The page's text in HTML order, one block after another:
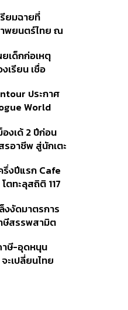
ยได้ครึ่งปีทะลุ
น
ยมฉายที่
พยนตร์ไทย ณ
เด็กก่อเหตุ
เรียน เชื่อ
ว่า 30 นัด หาก
วเองอาจสูญ
ประกาศ
World
งเด้ 2 ปีก่อน
รอาชีพ สู่นักเตะ
องสาวผู้ล่วง
งปีแรก Cafe
ตทะลุสถิติ 117
ตต่อเนื่อง
ล็งงัดมาตรการ
ษีสรรพสามิต
ทย
ษี-อุดหนุน
ะเปลี่ยนไทย